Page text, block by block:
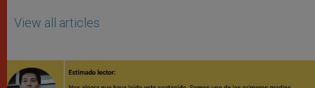
View all articles